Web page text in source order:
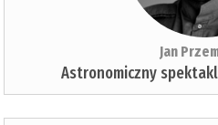
Jan
Astronomiczny